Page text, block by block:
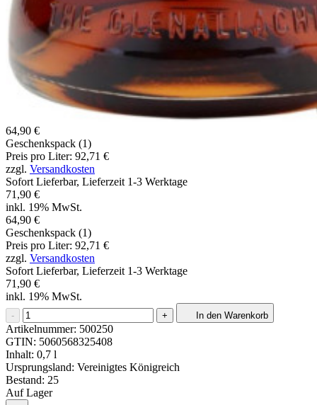
64,90 €
Geschenkspack (1)
Preis pro Liter: 92,71 €
zzgl. Versandkosten
Sofort Lieferbar, Lieferzeit 1-3 Werktage
71,90 €
inkl. 19% MwSt.
64,90 €
Geschenkspack (1)
Preis pro Liter: 92,71 €
zzgl. Versandkosten
Sofort Lieferbar, Lieferzeit 1-3 Werktage
71,90 €
inkl. 19% MwSt.
- + In den Warenkorb
Artikelnummer: 500250
GTIN: 5060568325408
Inhalt: 0,7 l
Ursprungsland: Vereinigtes Königreich
Bestand: 25
Auf Lager